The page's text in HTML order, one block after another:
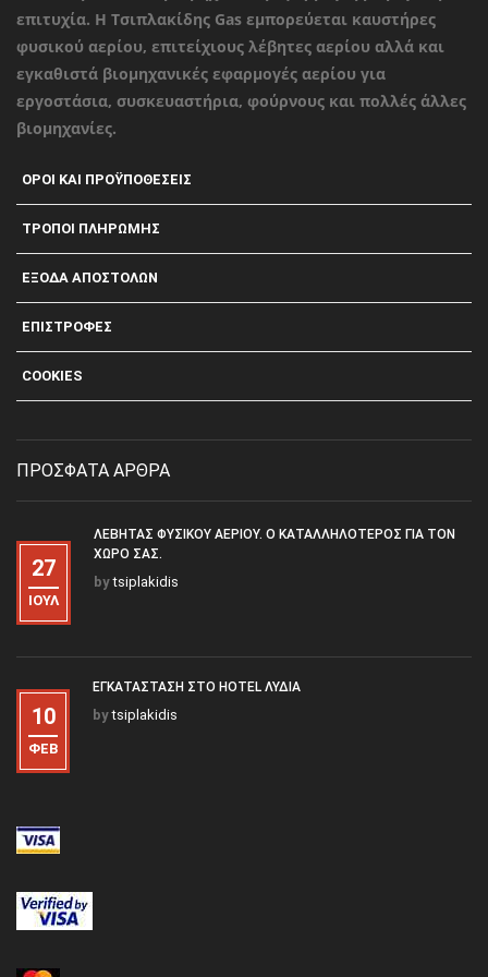
επιτυχία. Η Τσιπλακίδης Gas εμπορεύεται καυστήρες
φυσικού αερίου, επιτείχιους λέβητες αερίου αλλά και
εγκαθιστά βιομηχανικές εφαρμογές αερίου για
εργοστάσια, συσκευαστήρια, φούρνους και πολλές άλλες
βιομηχανίες.
ΟΡΟΙ ΚΑΙ ΠΡΟΫΠΟΘΕΣΕΙΣ
ΤΡΟΠΟΙ ΠΛΗΡΩΜΗΣ
ΕΞΟΔΑ ΑΠΟΣΤΟΛΩΝ
ΕΠΙΣΤΡΟΦΕΣ
COOKIES
ΠΡΟΣΦΑΤΑ ΑΡΘΡΑ
27
ΙΟΎΛ
ΛΈΒΗΤΑΣ ΦΥΣΙΚΟΎ ΑΕΡΊΟΥ. Ο ΚΑΤΑΛΛΗΛΌΤΕΡΟΣ ΓΙΑ ΤΟΝ
ΧΏΡΟ ΣΑΣ.
bytsiplakidis
10
ΦΕΒ
ΕΓΚΑΤΆΣΤΑΣΗ ΣΤΟ HOTEL ΛΥΔΊΑ
bytsiplakidis